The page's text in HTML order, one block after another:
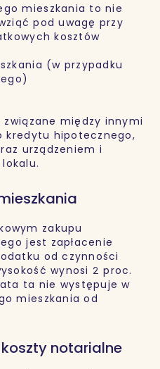
mieszkania to nie
pod uwagę przy
kosztów
(w przypadku
między innymi
kredytu hipotecznego,
urządzeniem i
zakupu
jest zapłacenie
od czynności
wynosi 2 proc.
ta nie występuje w
mieszkania od
notarialne